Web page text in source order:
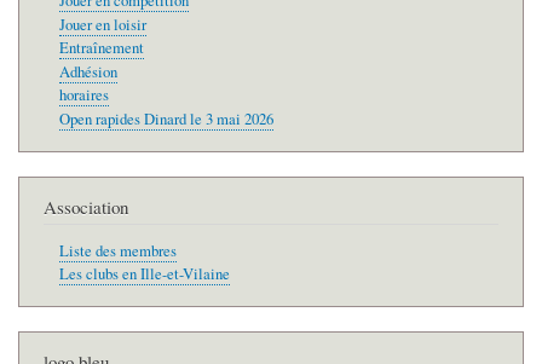
Jouer en loisir
Entraînement
Adhésion
horaires
Open rapides Dinard le 3 mai 2026
Association
Liste des membres
Les clubs en Ille-et-Vilaine